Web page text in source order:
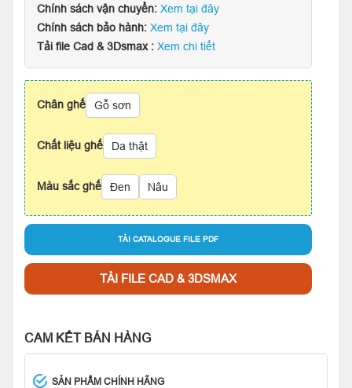
Chính sách vận chuyển: Xem tại đây
Chính sách bảo hành: Xem tại đây
Tải file Cad & 3Dsmax : Xem chi tiết
Chân ghế Gỗ sơn
Chất liệu ghế Da thật
Màu sắc ghế Đen Nâu
TẢI CATALOGUE FILE PDF
TẢI FILE CAD & 3DSMAX
CAM KẾT BÁN HÀNG
SẢN PHẨM CHÍNH HÃNG